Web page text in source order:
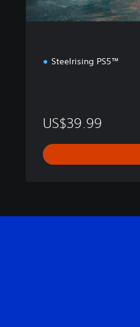
Steelrising PS5™
US$39.99